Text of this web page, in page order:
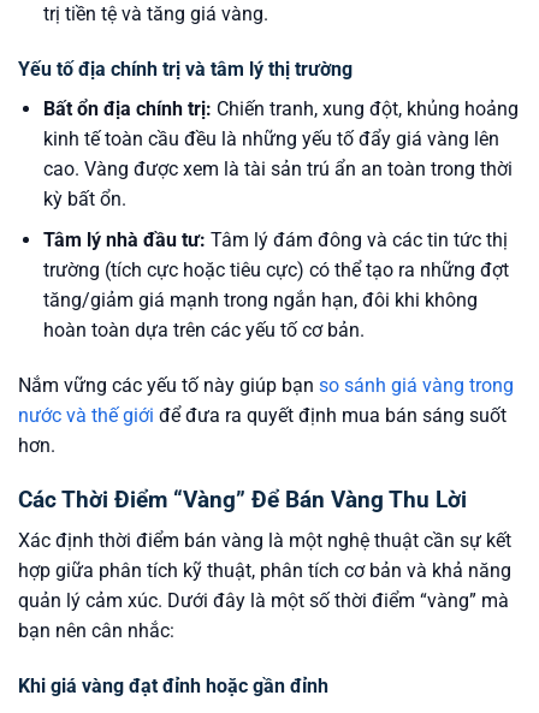
trị tiền tệ và tăng giá vàng.
Yếu tố địa chính trị và tâm lý thị trường
Bất ổn địa chính trị: Chiến tranh, xung đột, khủng hoảng
kinh tế toàn cầu đều là những yếu tố đẩy giá vàng lên
cao. Vàng được xem là tài sản trú ẩn an toàn trong thời
kỳ bất ổn.
Tâm lý nhà đầu tư: Tâm lý đám đông và các tin tức thị
trường (tích cực hoặc tiêu cực) có thể tạo ra những đợt
tăng/giảm giá mạnh trong ngắn hạn, đôi khi không
hoàn toàn dựa trên các yếu tố cơ bản.
Nắm vững các yếu tố này giúp bạn so sánh giá vàng trong
nước và thế giới để đưa ra quyết định mua bán sáng suốt
hơn.
Các Thời Điểm “Vàng” Để Bán Vàng Thu Lời
Xác định thời điểm bán vàng là một nghệ thuật cần sự kết
hợp giữa phân tích kỹ thuật, phân tích cơ bản và khả năng
quản lý cảm xúc. Dưới đây là một số thời điểm “vàng” mà
bạn nên cân nhắc:
Khi giá vàng đạt đỉnh hoặc gần đỉnh